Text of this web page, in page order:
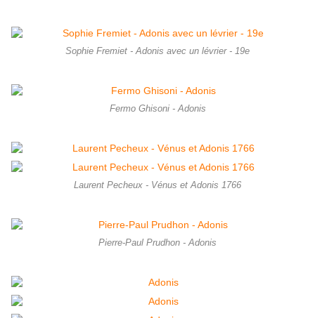
Sophie Fremiet - Adonis avec un lévrier - 19e
Fermo Ghisoni - Adonis
Laurent Pecheux - Vénus et Adonis 1766
Pierre-Paul Prudhon - Adonis